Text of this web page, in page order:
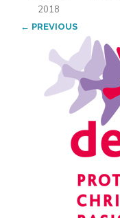
2018
← PREVIOUS